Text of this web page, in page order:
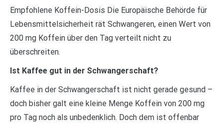
Empfohlene Koffein-Dosis Die Europäische Behörde für
Lebensmittelsicherheit rät Schwangeren, einen Wert von
200 mg Koffein über den Tag verteilt nicht zu
überschreiten.
Ist Kaffee gut in der Schwangerschaft?
Kaffee in der Schwangerschaft ist nicht gerade gesund –
doch bisher galt eine kleine Menge Koffein von 200 mg
pro Tag noch als unbedenklich. Doch dem ist offenbar